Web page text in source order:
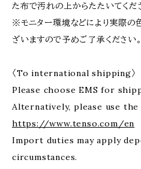
た布で汚れの上からたたいてくだ
※モニター環境などにより実際の
ざいますので予めご了承ください。
〈To international shipping〉
Please choose EMS for
Alternatively, please use
https://www.tenso.com/en
Import duties may apply
circumstances.